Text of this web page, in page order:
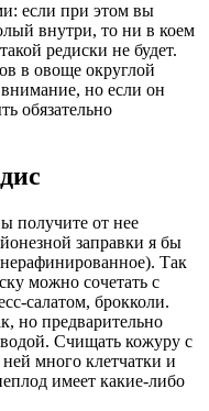
если при этом вы
внутри, то ни в коем
редиски не будет.
в овоще округлой
но если он
обязательно
получите от нее
заправки я бы
Так
можно сочетать с
салатом, брокколи.
но предварительно
Счищать кожуру с
много клетчатки и
имеет какие-либо